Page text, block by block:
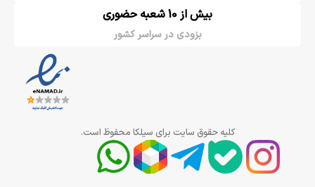
بیش از 10 شعبه حضوری
بزودی در سراسر کشور
کلیه حقوق سایت برای سیلکا محفوظ است.